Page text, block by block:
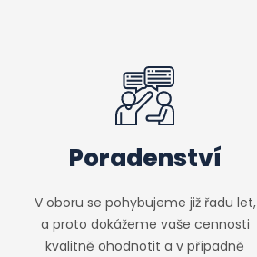
Poradenství
V oboru se pohybujeme již řadu let,
a proto dokážeme vaše cennosti
kvalitně ohodnotit a v případně